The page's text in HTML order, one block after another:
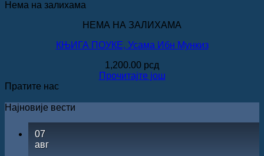
Нема на залихама
НЕМА НА ЗАЛИХАМА
КЊИГА ПОУКЕ, Усама Ибн Мункиз
1,200.00 рсд
Прочитајте још
Пратите нас
Најновије вести
07
авг